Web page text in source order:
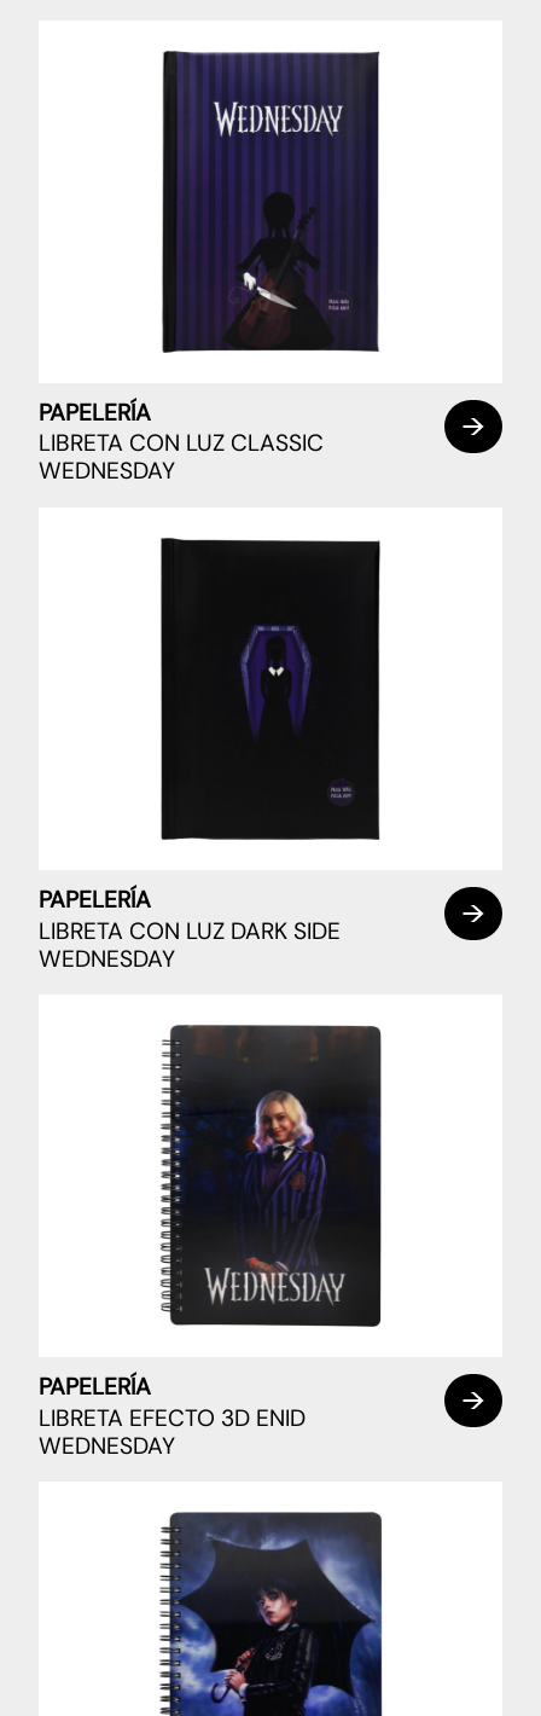
PAPELERÍA
LIBRETA CON LUZ CLASSIC
WEDNESDAY
PAPELERÍA
LIBRETA CON LUZ DARK SIDE
WEDNESDAY
PAPELERÍA
LIBRETA EFECTO 3D ENID
WEDNESDAY